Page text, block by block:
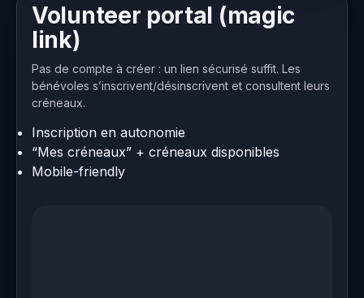
Volunteer portal (magic
link)
Pas de compte à créer : un lien sécurisé suffit. Les
bénévoles s’inscrivent/désinscrivent et consultent leurs
créneaux.
Inscription en autonomie
“Mes créneaux” + créneaux disponibles
Mobile-friendly